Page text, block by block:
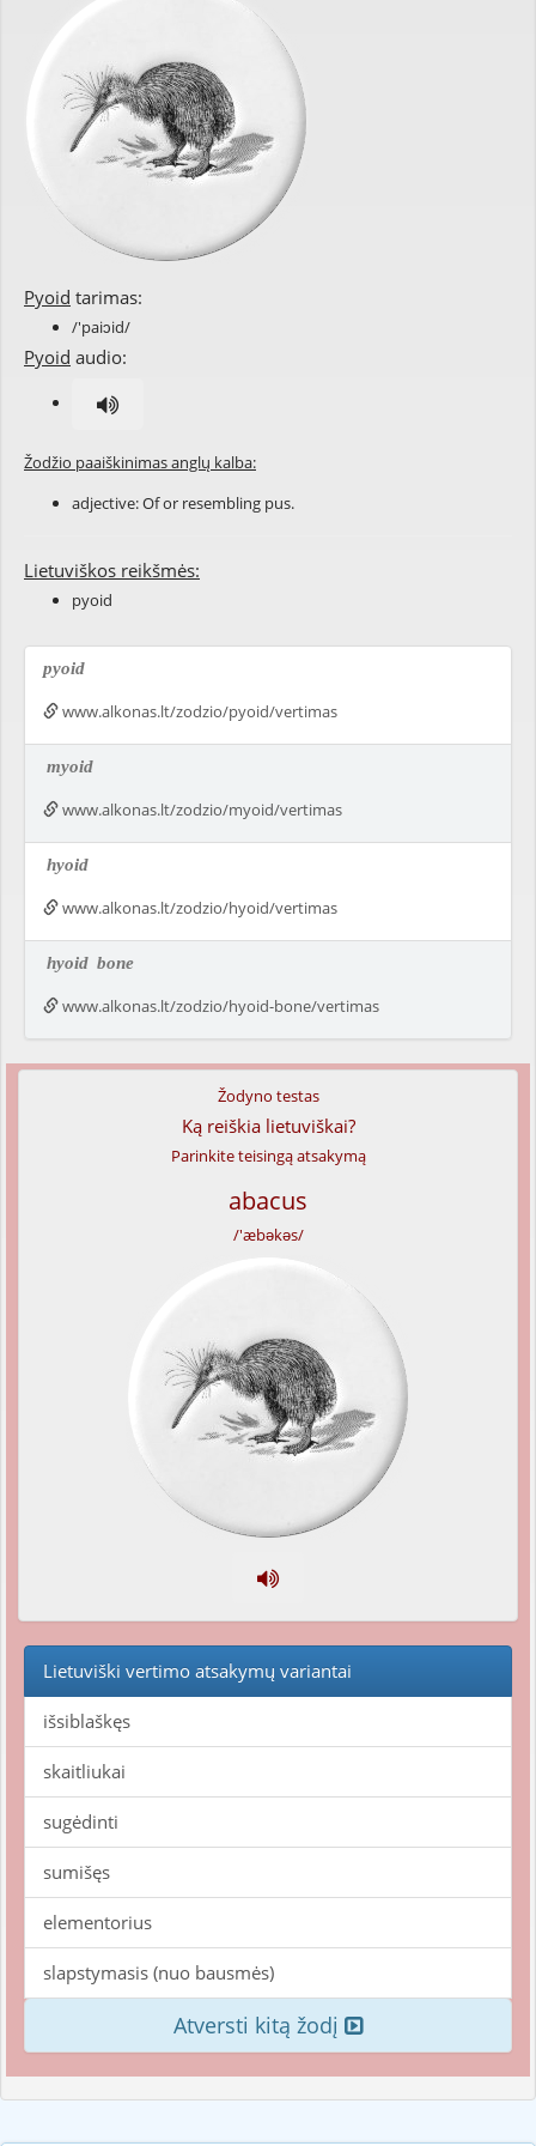
Pyoid tarimas:
/'paiɔid/
Pyoid audio:
Žodžio paaiškinimas anglų kalba:
adjective: Of or resembling pus.
Lietuviškos reikšmės:
pyoid
pyoid
www.alkonas.lt/zodzio/pyoid/vertimas
myoid
www.alkonas.lt/zodzio/myoid/vertimas
hyoid
www.alkonas.lt/zodzio/hyoid/vertimas
hyoid bone
www.alkonas.lt/zodzio/hyoid-bone/vertimas
Žodyno testas
Ką reiškia lietuviškai?
Parinkite teisingą atsakymą
abacus
/'æbəkəs/
Lietuviški vertimo atsakymų variantai
išsiblaškęs
skaitliukai
sugėdinti
sumišęs
elementorius
slapstymasis (nuo bausmės)
Atversti kitą žodį